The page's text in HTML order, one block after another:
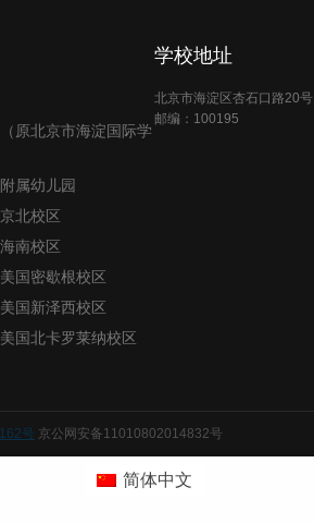
原北京市海淀国际学
属幼儿园
北校区
南校区
国密歇根校区
国新泽西校区
国北卡罗莱纳校区
学校地址
北京市海淀区杏石口路20号
邮编：100195
号 京公网安备11010802014832号
简体中文